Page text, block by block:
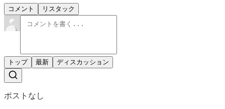
コメント リスタック
トップ 最新 ディスカッション
ポストなし